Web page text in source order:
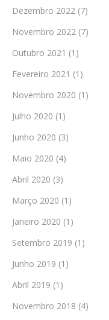
Dezembro 2022 (7)
Novembro 2022 (7)
Outubro 2021 (1)
Fevereiro 2021 (1)
Novembro 2020 (1)
Julho 2020 (1)
Junho 2020 (3)
Maio 2020 (4)
Abril 2020 (3)
Março 2020 (1)
Janeiro 2020 (1)
Setembro 2019 (1)
Junho 2019 (1)
Abril 2019 (1)
Novembro 2018 (4)